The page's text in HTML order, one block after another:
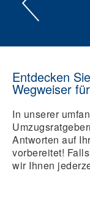
Entdecken
Wegweiser
In unserer
Antworten auf
vorbereitet!
wir Ihnen